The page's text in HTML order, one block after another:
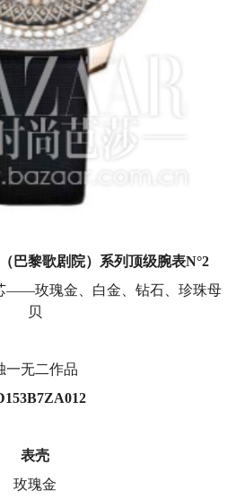
巴黎歌剧院）系列顶级腕表N°2
——玫瑰金、白金、钻石、珍珠母
贝
一无二作品
表壳
玫瑰金